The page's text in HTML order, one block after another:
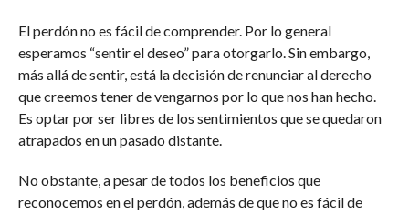
El perdón no es fácil de comprender. Por lo general
esperamos “sentir el deseo” para otorgarlo. Sin embargo,
más allá de sentir, está la decisión de renunciar al derecho
que creemos tener de vengarnos por lo que nos han hecho.
Es optar por ser libres de los sentimientos que se quedaron
atrapados en un pasado distante.
No obstante, a pesar de todos los beneficios que
reconocemos en el perdón, además de que no es fácil de